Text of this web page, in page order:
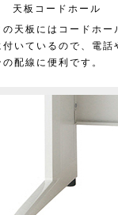
天板コードホール
の天板にはコードホー
付いているので、電話
の配線に便利です。